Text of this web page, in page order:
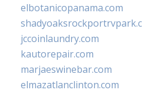
elbotanicopanama.com
jccoinlaundry.com
kautorepair.com
marjaeswinebar.com
elmazatlanclinton.com